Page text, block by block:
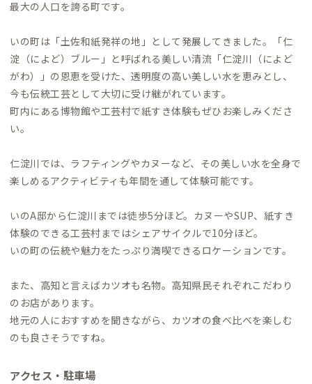
最大の人口を誇る町です。
いの町は「土佐和紙発祥の地」として発展してきました。「仁
淀（によど）ブルー」と呼ばれる美しい清流「仁淀川（によど
がわ）」の恩恵を受けた、透明度の高い美しい水を恵みとし、
今も伝統工芸として大切に受け継がれています。
町内にある博物館や工芸村で紙すき体験もぜひお楽しみくださ
い。
仁淀川では、ラフティングやカヌーなど、その美しい水を全身で
楽しめるアクティビティも年間を通して体験可能です。
いのA邸から仁淀川までは徒歩5分ほど。カヌーやSUP、紙すき
体験のできる工芸村まではシェアサイクルで10分ほど。
いの町の伝統や魅力をたっぷり満喫できるロケーションです。
また、高知と言えばカツオも名物。高知県民それぞれこだわり
のお店があります。
地元の人におすすめを聞きながら、カツオの食べ比べを楽しむ
のも良さそうですね。
アクセス・駐車場